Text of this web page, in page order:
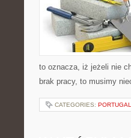
to oznacza, iż jeżeli nie
brak pracy, to musimy
CATEGORIES: